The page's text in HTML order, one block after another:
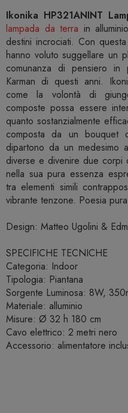
Ikonika HP321ANINT
lampada da terra in
destini incrociati. Con
hanno voluto suggellare un
comunanza di pensiero
Karman di questi anni.
come la volontà di
composte possa essere
quanto sostanzialmente
composta da un bouquet
dipartono da un medesimo
diverse e divenire due corpi
nella sua pura essenza
tra elementi simili
vibrante tenzone. Poesia
Design: Matteo Ugolini &
SPECIFICHE TECNICHE
Categoria: Indoor
Tipologia: Piantana
Sorgente Luminosa: 8W,
Materiale: alluminio
Misure: Ø 32 h 180 cm
Cavo elettrico: 2 metri nero
Accessorio: alimentatore